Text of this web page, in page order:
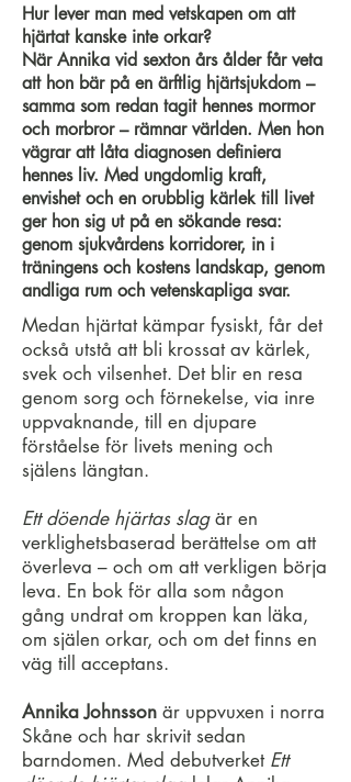
Hur lever man med vetskapen om att
hjärtat kanske inte orkar?
När Annika vid sexton års ålder får veta
att hon bär på en ärftlig hjärtsjukdom –
samma som redan tagit hennes mormor
och morbror – rämnar världen. Men hon
vägrar att låta diagnosen definiera
hennes liv. Med ungdomlig kraft,
envishet och en orubblig kärlek till livet
ger hon sig ut på en sökande resa:
genom sjukvårdens korridorer, in i
träningens och kostens landskap, genom
andliga rum och vetenskapliga svar.
Medan hjärtat kämpar fysiskt, får det
också utstå att bli krossat av kärlek,
svek och vilsenhet. Det blir en resa
genom sorg och förnekelse, via inre
uppvaknande, till en djupare
förståelse för livets mening och
själens längtan.
Ett döende hjärtas slagär en
verklighetsbaserad berättelse om att
överleva – och om att verkligen börja
leva. En bok för alla som någon
gång undrat om kroppen kan läka,
om själen orkar, och om det finns en
väg till acceptans.
Annika Johnsson är uppvuxen i norra
Skåne och har skrivit sedan
barndomen. Med debutverket Ett